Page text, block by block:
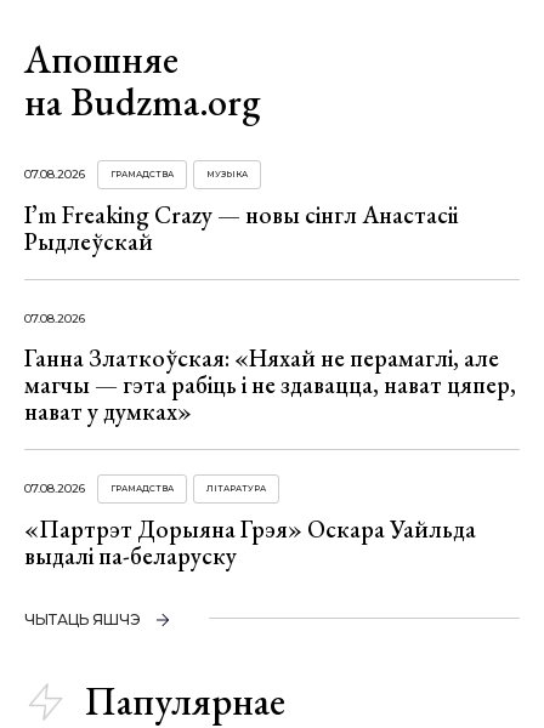
Апошняе
на Budzma.org
07.08.2026 ГРАМАДСТВА МУЗЫКА
I’m Freaking Crazy — новы сінгл Анастасіі
Рыдлеўскай
07.08.2026
Ганна Златкоўская: «Няхай не перамаглі, але
магчы — гэта рабіць і не здавацца, нават цяпер,
нават у думках»
07.08.2026 ГРАМАДСТВА ЛІТАРАТУРА
«Партрэт Дорыяна Грэя» Оскара Уайльда
выдалі па-беларуску
ЧЫТАЦЬ ЯШЧЭ
Папулярнае